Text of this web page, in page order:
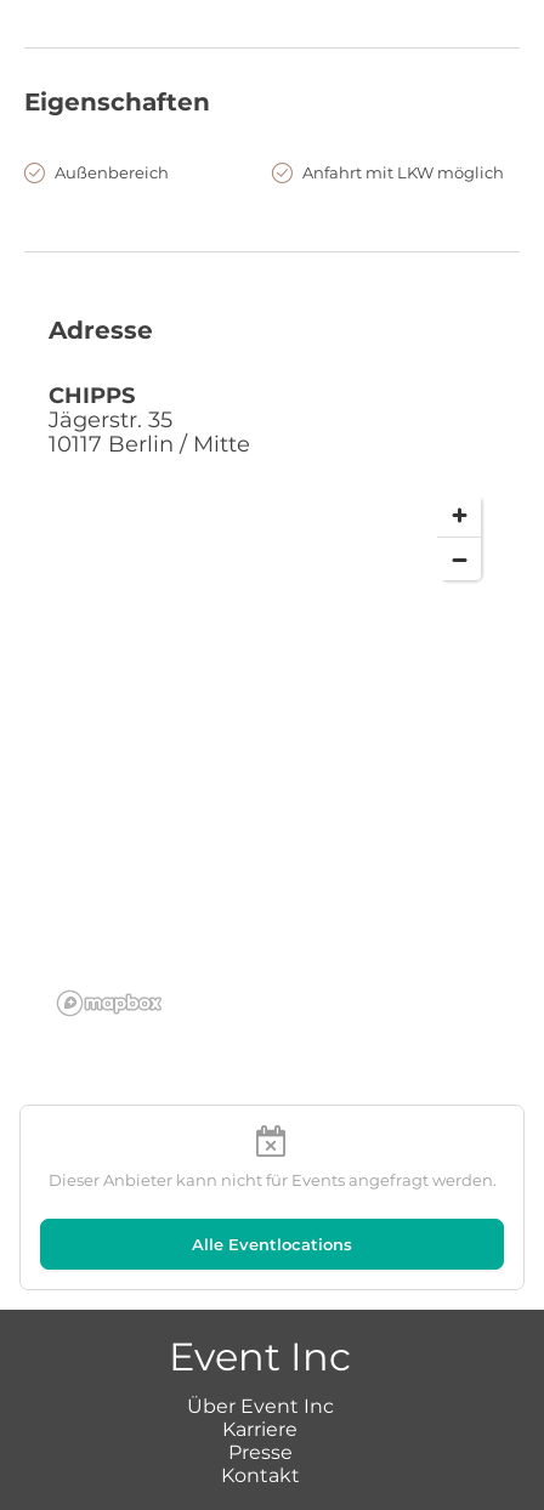
Eigenschaften
Außenbereich Anfahrt mit LKW möglich
Adresse
CHIPPS
Jägerstr. 35
10117 Berlin / Mitte
Dieser Anbieter kann nicht für Events angefragt werden.
Alle Eventlocations
Event Inc
Über Event Inc
Karriere
Presse
Kontakt